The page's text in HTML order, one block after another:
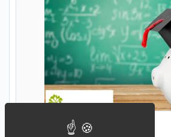
Banques Prêts